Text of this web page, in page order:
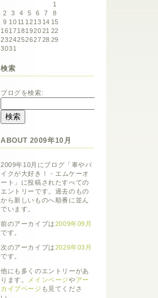
1
2
3 4 5 6 7
8
9 10 11 1213 14 15
161718192021 22
232425262728 29
3031
検索
ブログを検索:
ABOUT 2009年10月
2009年10月にブログ「車やバ
イクが大好き！ - エムケーオ
ート」に投稿されたすべての
エントリーです。過去のもの
から新しいものへ順番に並ん
でいます。
前のアーカイブは2009年09月
です。
次のアーカイブは2026年03月
です。
他にも多くのエントリーがあ
ります。
メインページやアー
カイブページ も見てくださ